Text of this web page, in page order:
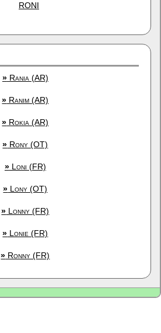
RONI
»Rania (AR)
» Ranim (AR)
» Rokia (AR)
» Rony (OT)
»Loni (FR)
» Lony (OT)
» Lonny (FR)
» Lonie (FR)
» Ronny (FR)